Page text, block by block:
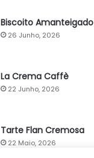
Biscoito Amanteigado
26 Junho, 2026
La Crema Caffè
22 Junho, 2026
Tarte Flan Cremosa
22 Maio, 2026